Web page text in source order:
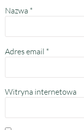
Nazwa *
Adres email *
Witryna internetowa